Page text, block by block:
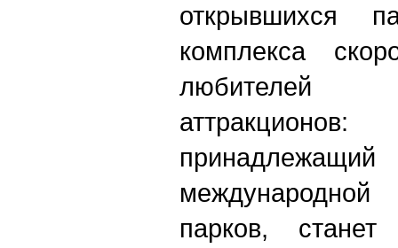
открывшихся
комплекса
любителей
международной
парков,